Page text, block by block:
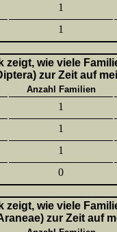
1
1
zeigt, wie viele
zur Zeit auf
Anzahl Familien
1
1
1
0
zeigt, wie viele
zur Zeit auf